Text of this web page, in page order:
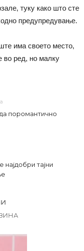
туку како што сте
предупредување.
има своето место,
во ред, но малку
поромантично
најдобри тајни